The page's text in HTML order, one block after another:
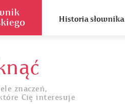
Historia słownika
znaczeń,
Cię interesuje